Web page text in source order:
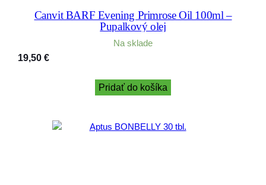
Canvit BARF Evening Primrose Oil 100ml –
Pupalkový olej
Na sklade
19,50 €
Pridať do košíka